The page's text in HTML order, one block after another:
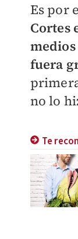
Es por
Cortes
fuera
no lo
Te